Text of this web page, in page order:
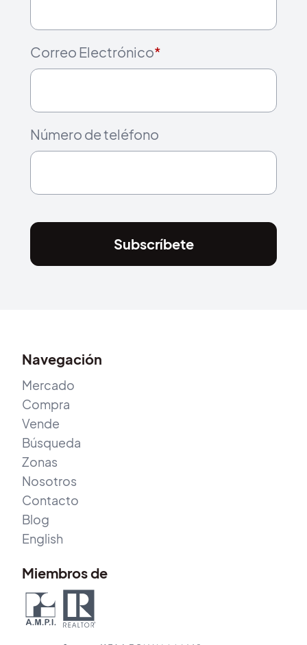
Correo Electrónico*
Número de teléfono
Subscríbete
Navegación
Mercado
Compra
Vende
Búsqueda
Zonas
Nosotros
Contacto
Blog
English
Miembros de